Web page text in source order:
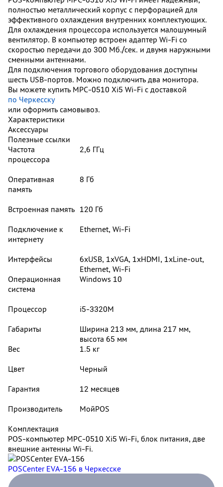
полностью металлический корпус с перфорацией для
эффективного охлаждения внутренних комплектующих.
Для охлаждения процессора используется малошумный
вентилятор. В компьютер встроен адаптер Wi-Fi со
скоростью передачи до 300 Мб./сек. и двумя наружными
сменными антеннами.
Для подключения торгового оборудования доступны
шесть USB-портов. Можно подключить два монитора.
Вы можете купить MPC-0510 Xi5 Wi-Fi с доставкой
по Черкесску
или оформить самовывоз.
Характеристики
Аксессуары
Полезные ссылки
Частота
процессора
2,6 ГГц
Оперативная
память
8 Гб
Встроенная память 120 Гб
Подключение к
интернету
Ethernet, Wi-Fi
Интерфейсы
6хUSB, 1хVGA, 1хHDMI, 1хLine-out,
Ethernet, Wi-Fi
Операционная
система
Windows 10
Процессор
i5-3320M
Габариты
Ширина 213 мм, длина 217 мм,
высота 65 мм
Вес
1.5 кг
Цвет
Черный
Гарантия
12 месяцев
Производитель
МойPOS
Комплектация
POS-компьютер MPC-0510 Xi5 Wi-Fi, блок питания, две
внешние антенны Wi-Fi.
POSCenter EVA-156 в Черкесске